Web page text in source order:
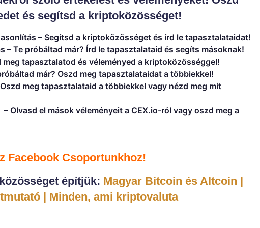
és segítsd a kriptoközösséget!
– Segítsd a kriptoközösséget és írd le tapasztalataidat!
– Te próbáltad már? Írd le tapasztalataid és segíts másoknak!
meg tapasztalatod és véleményed a kriptoközösséggel!
már? Oszd meg tapasztalataidat a többiekkel!
meg tapasztalataid a többiekkel vagy nézd meg mit
– Olvasd el mások véleményeit a CEX.io-ról vagy oszd meg a
Facebook Csoportunkhoz!
építjük: Magyar Bitcoin és Altcoin |
| Minden, ami kriptovaluta